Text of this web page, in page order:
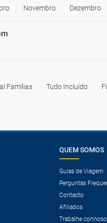
Novembro Dezembro
Famílias Tudo Incluído
QUEM SOMOS
Guias de Viagem
Perguntas
Contacto
Afiliados
Trabalhe